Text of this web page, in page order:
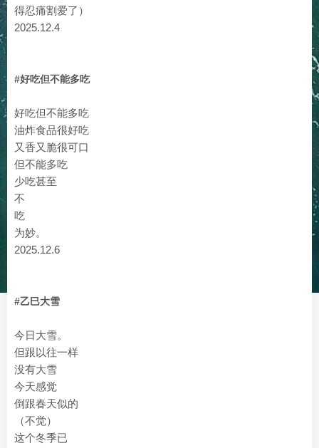
得忍痛割爱了）
2025.12.4
#好吃但不能多吃
好吃但不能多吃
油炸食品很好吃
又香又脆很可口
但不能多吃
少吃甚至
不
吃
为妙。
2025.12.6
#乙巳大雪
今日大雪。
但跟以往一样
没有大雪
今天感觉
倒跟春天似的
（不觉）
这个冬季已